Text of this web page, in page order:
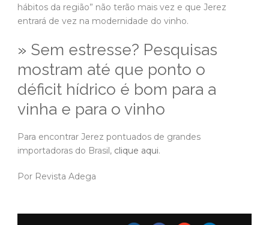
hábitos da região” não terão mais vez e que Jerez
entrará de vez na modernidade do vinho.
» Sem estresse? Pesquisas
mostram até que ponto o
déficit hídrico é bom para a
vinha e para o vinho
Para encontrar Jerez pontuados de grandes
importadoras do Brasil, clique aqui.
Por Revista Adega